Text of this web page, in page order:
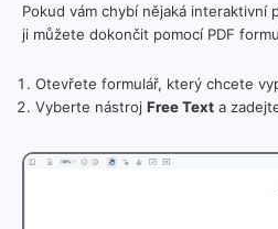
Pokud vám chybí nějaká interaktivní
ji můžete dokončit pomocí PDF
Otevřete formulář, který chcete
Vyberte nástroj Free Text a